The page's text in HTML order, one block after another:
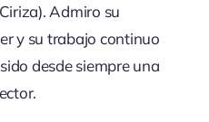
Admiro su
y su trabajo continuo
desde siempre una